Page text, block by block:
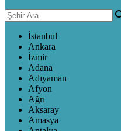
İstanbul
Ankara
İzmir
Adana
Adıyaman
Afyon
Ağrı
Aksaray
Amasya